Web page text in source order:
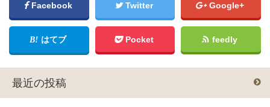
Facebook Twitter Google+
はてブ Pocket feedly
最近の投稿